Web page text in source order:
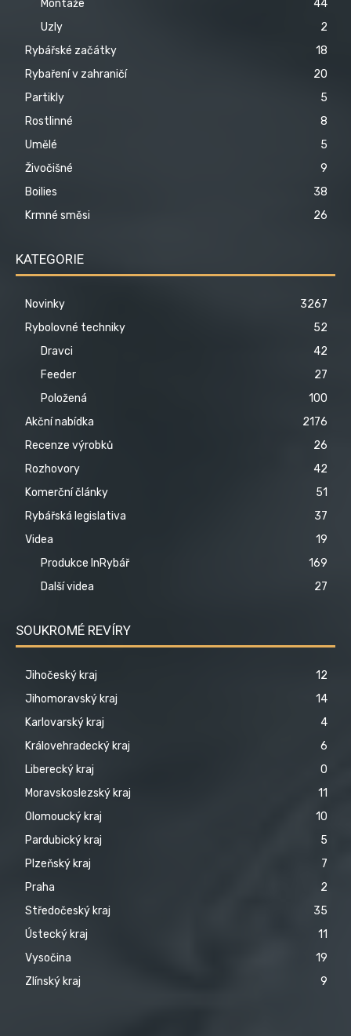
Montáže
44
Uzly
2
Rybářské začátky
18
Rybaření v zahraničí
20
Partikly
5
Rostlinné
8
Umělé
5
Živočišné
9
Boilies
38
Krmné směsi
26
KATEGORIE
Novinky
3267
Rybolovné techniky
52
Dravci
42
Feeder
27
Položená
100
Akční nabídka
2176
Recenze výrobků
26
Rozhovory
42
Komerční články
51
Rybářská legislativa
37
Videa
19
Produkce InRybář
169
Další videa
27
SOUKROMÉ REVÍRY
Jihočeský kraj
12
Jihomoravský kraj
14
Karlovarský kraj
4
Královehradecký kraj
6
Liberecký kraj
0
Moravskoslezský kraj
11
Olomoucký kraj
10
Pardubický kraj
5
Plzeňský kraj
7
Praha
2
Středočeský kraj
35
Ústecký kraj
11
Vysočina
19
Zlínský kraj
9